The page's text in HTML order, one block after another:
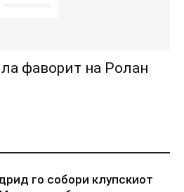
фаворит на Ролан
го собори клупскиот